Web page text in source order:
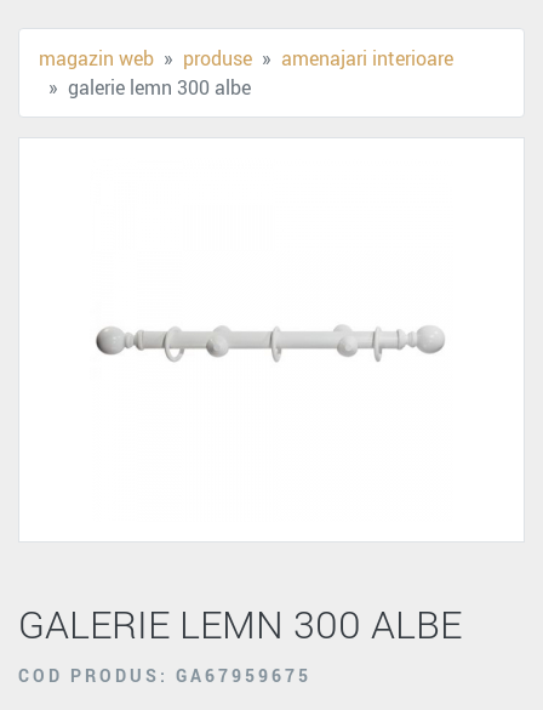
magazin web produse
amenajari interioare
galerie lemn 300 albe
GALERIE LEMN 300 ALBE
COD PRODUS: GA67959675